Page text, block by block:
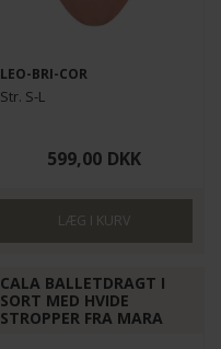
LEO-BRI-COR
Str. S-L
599,00 DKK
CALA BALLETDRAGT I
SORT MED HVIDE
STROPPER FRA MARA